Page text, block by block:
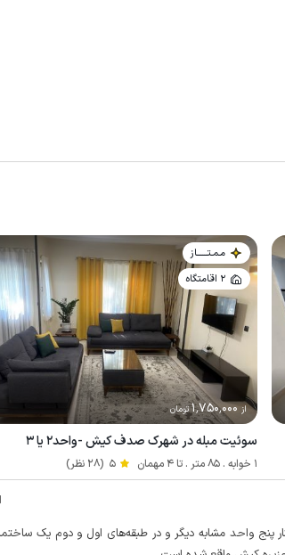
مـمـتــــــاز
2 اقامتگاه
از 1٬750٬000تومان
سوئیت مبله در شهرک صدف کیش -واحد۲ یا ۳
1 خوابه . 85 متر . تا 4 مهمان 5 (28 نظر)
پنج واحد مشابه دیگر و در طبقه‌های اول و دوم یک